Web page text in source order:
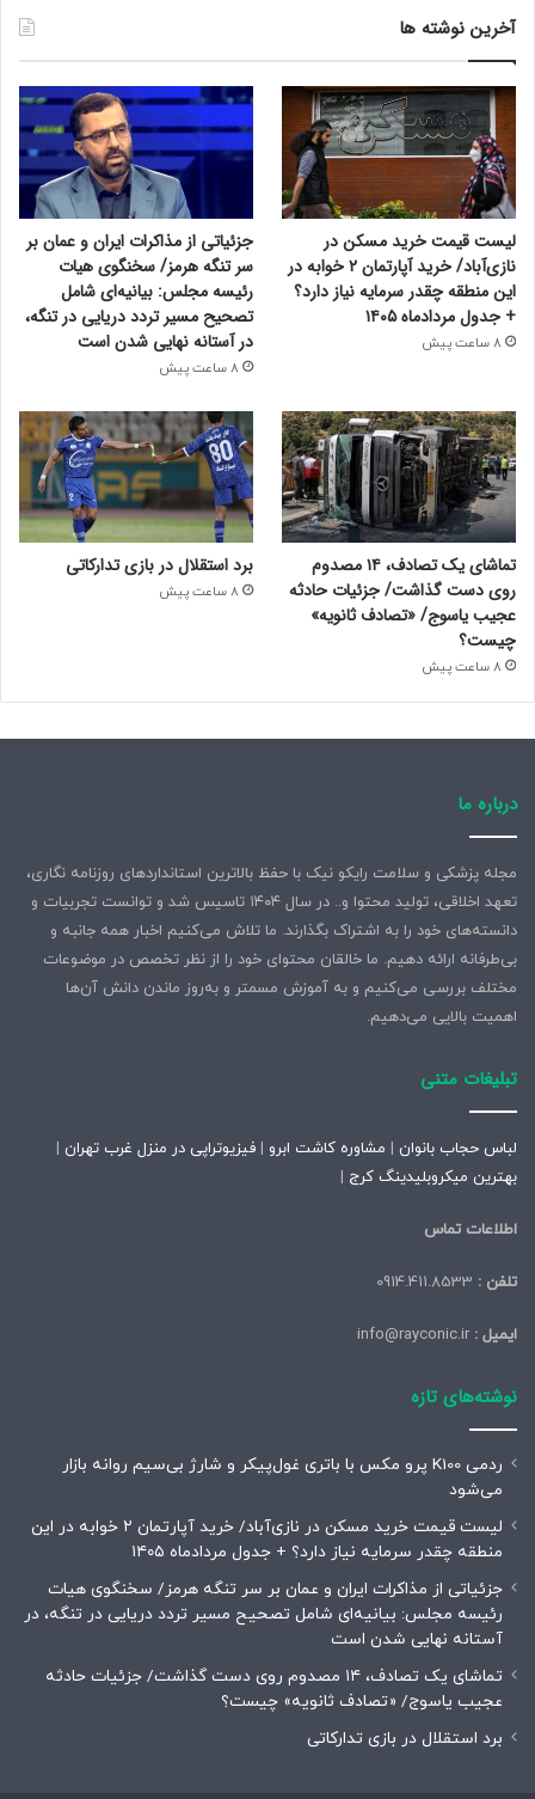
آخرین نوشته ها
لیست قیمت خرید مسکن در
نازی‌آباد/ خرید آپارتمان ۲ خوابه در
این منطقه چقدر سرمایه نیاز دارد؟
+ جدول مردادماه ۱۴۰۵
8 ساعت پیش
جزئیاتی از مذاکرات ایران و عمان بر
سر تنگه هرمز/ سخنگوی هیات
رئیسه مجلس: بیانیه‌ای شامل
تصحیح مسیر تردد دریایی در تنگه،
در آستانه نهایی شدن است
8 ساعت پیش
تماشای یک تصادف، ۱۴ مصدوم
روی دست گذاشت/ جزئیات حادثه
عجیب یاسوج/ «تصادف ثانویه»
چیست؟
8 ساعت پیش
برد استقلال در بازی تدارکاتی
8 ساعت پیش
درباره ما
مجله پزشکی و سلامت رایکو نیک با حفظ بالاترین استانداردهای روزنامه نگاری،
تعهد اخلاقی، تولید محتوا و.. در سال ۱۴۰۴ تاسیس شد و توانست تجربیات و
دانسته‌های خود را به اشتراک بگذارند. ما تلاش می‌کنیم اخبار همه جانبه و
بی‌طرفانه ارائه دهیم. ما خالقان محتوای خود را از نظر تخصص در موضوعات
مختلف بررسی می‌کنیم و به آموزش مسمتر و به‌روز ماندن دانش آن‌ها
اهمیت بالایی می‌دهیم.
تبلیغات متنی
لباس حجاب بانوان | مشاوره کاشت ابرو | فیزیوتراپی در منزل غرب تهران |
بهترین میکروبلیدینگ کرج |
اطلاعات تماس
تلفن :
ایمیل :
نوشته‌های تازه
ردمی K100 پرو مکس با باتری غول‌پیکر و شارژ بی‌سیم روانه بازار
می‌شود
لیست قیمت خرید مسکن در نازی‌آباد/ خرید آپارتمان ۲ خوابه در این
منطقه چقدر سرمایه نیاز دارد؟ + جدول مردادماه ۱۴۰۵
جزئیاتی از مذاکرات ایران و عمان بر سر تنگه هرمز/ سخنگوی هیات
رئیسه مجلس: بیانیه‌ای شامل تصحیح مسیر تردد دریایی در تنگه، در
آستانه نهایی شدن است
تماشای یک تصادف، ۱۴ مصدوم روی دست گذاشت/ جزئیات حادثه
عجیب یاسوج/ «تصادف ثانویه» چیست؟
برد استقلال در بازی تدارکاتی